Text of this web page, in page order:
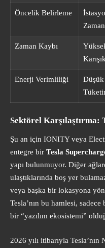
Öncelik Belirleme
Zaman Kaybı
Enerji Verimliliği
Sektörel Karşılaştırma:
Şu an için IONITY veya
entegre bir Tesla
yapı bulunmuyor. Diğer
ulaştıklarında boş yer
veya başka bir lokasyona
Tesla’nın bu hamlesi,
bir “yazılım ekosistemi”
2026 yılı itibarıyla